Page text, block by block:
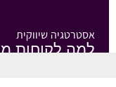
אסטרטגיה שיווקית
למה לקוחות